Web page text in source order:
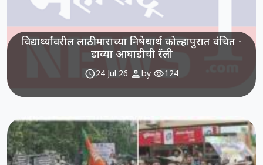
विद्यार्थ्यांवरील लाठीमाराच्या निषेधार्थ कोल्हापुरात वंचित -
डाव्या आघाडीची रॅली
schedule24 Jul 26 personby visibility124